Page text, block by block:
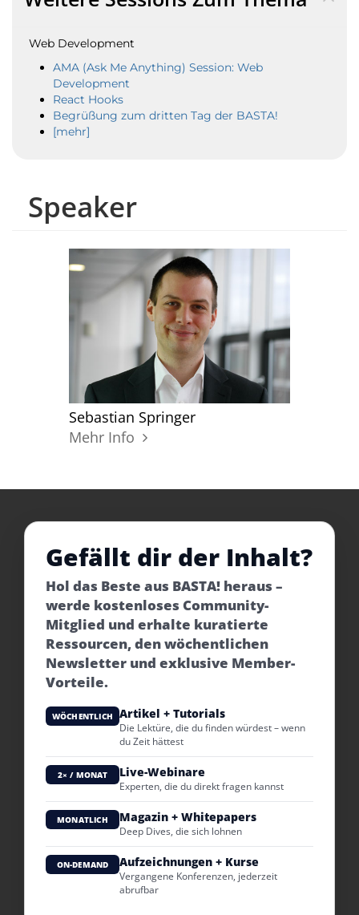
Speaker
Sebastian Springer
Mehr Info
Web Development
AMA (Ask Me Anything) Session: Web
Development
React Hooks
Begrüßung zum dritten Tag der BASTA!
[mehr]
Gefällt dir der Inhalt?
Hol das Beste aus BASTA! heraus –
werde kostenloses Community-
Mitglied und erhalte kuratierte
Ressourcen, den wöchentlichen
Newsletter und exklusive Member-
Vorteile.
WÖCHENTLICH Artikel + Tutorials
Die Lektüre, die du finden würdest – wenn
du Zeit hättest
2× / MONAT Live-Webinare
Experten, die du direkt fragen kannst
MONATLICH Magazin + Whitepapers
Deep Dives, die sich lohnen
ON-DEMAND Aufzeichnungen + Kurse
Vergangene Konferenzen, jederzeit
abrufbar